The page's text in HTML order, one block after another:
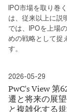
IPO市場を取り巻
は、従来以上に説
では、IPOを上場
めの戦略として捉
す。
2026-05-29
PwC's View 第
遷と将来の展
と複雑化する